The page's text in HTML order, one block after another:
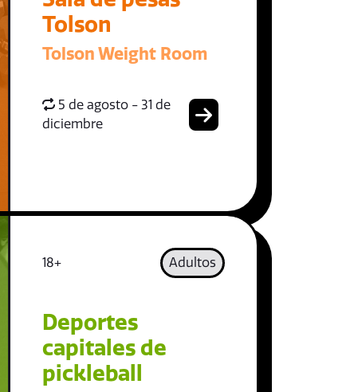
Tolson
Tolson Weight Room
5 de agosto - 31 de
diciembre
18+ Adultos
Deportes
capitales de
pickleball